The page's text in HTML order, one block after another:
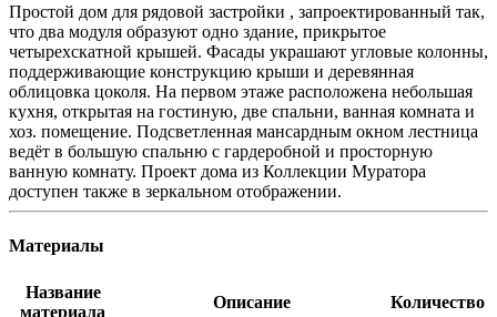
Простой дом для рядовой застройки , запроектированный так,
что два модуля образуют одно здание, прикрытое
четырехскатной крышей. Фасады украшают угловые колонны,
поддерживающие конструкцию крыши и деревянная
облицовка цоколя. На первом этаже расположена небольшая
кухня, открытая на гостиную, две спальни, ванная комната и
хоз. помещение. Подсветленная мансардным окном лестница
ведёт в большую спальню с гардеробной и просторную
ванную комнату. Проект дома из Коллекции Муратора
доступен также в зеркальном отображении.
Материалы
Название
материала
Описание
Количество